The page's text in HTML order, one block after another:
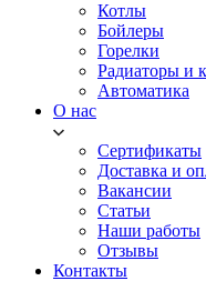
Котлы
Бойлеры
Горелки
Радиаторы и
Автоматика
О нас
Сертификаты
Доставка и
Вакансии
Статьи
Наши работы
Отзывы
Контакты